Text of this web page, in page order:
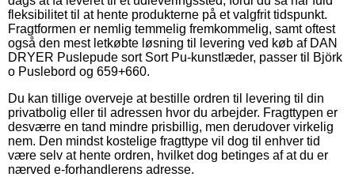
fleksibilitet til at hente produkterne på et valgfrit tidspunkt.
Fragtformen er nemlig temmelig fremkommelig, samt oftest
også den mest letkøbte løsning til levering ved køb af DAN
DRYER Puslepude sort Sort Pu-kunstlæder, passer til Björk
o Puslebord og 659+660.
Du kan tillige overveje at bestille ordren til levering til din
privatbolig eller til adressen hvor du arbejder. Fragttypen er
desværre en tand mindre prisbillig, men derudover virkelig
nem. Den mindst kostelige fragttype vil dog til enhver tid
være selv at hente ordren, hvilket dog betinges af at du er
nærved e-forhandlerens adresse.